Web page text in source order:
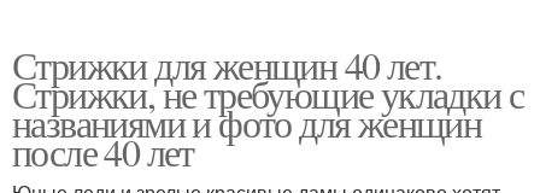
Стрижки для женщин 40 лет.
Стрижки, не требующие укладки с
названиями и фото для женщин
после 40 лет